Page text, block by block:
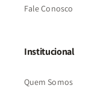
Fale Conosco
Institucional
Quem Somos